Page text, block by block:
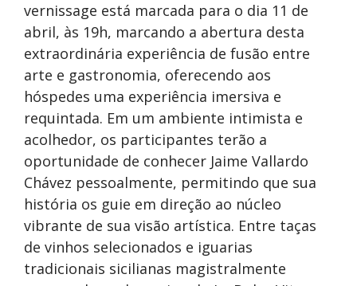
vernissage está marcada para o dia 11 de
abril, às 19h, marcando a abertura desta
extraordinária experiência de fusão entre
arte e gastronomia, oferecendo aos
hóspedes uma experiência imersiva e
requintada. Em um ambiente intimista e
acolhedor, os participantes terão a
oportunidade de conhecer Jaime Vallardo
Chávez pessoalmente, permitindo que sua
história os guie em direção ao núcleo
vibrante de sua visão artística. Entre taças
de vinhos selecionados e iguarias
tradicionais sicilianas magistralmente